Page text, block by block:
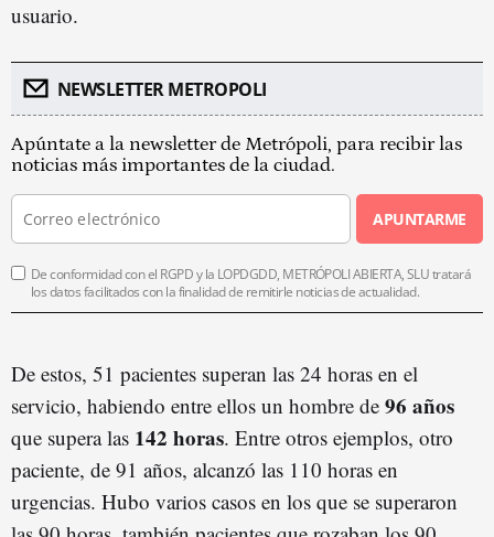
usuario.
NEWSLETTER METROPOLI
Apúntate a la newsletter de Metrópoli, para recibir las
noticias más importantes de la ciudad.
APUNTARME
De conformidad con el RGPD y la LOPDGDD, METRÓPOLI ABIERTA, SLU tratará
los datos facilitados con la finalidad de remitirle noticias de actualidad.
De estos, 51 pacientes superan las 24 horas en el
servicio, habiendo entre ellos un hombre de 96 años
que supera las 142 horas. Entre otros ejemplos, otro
paciente, de 91 años, alcanzó las 110 horas en
urgencias. Hubo varios casos en los que se superaron